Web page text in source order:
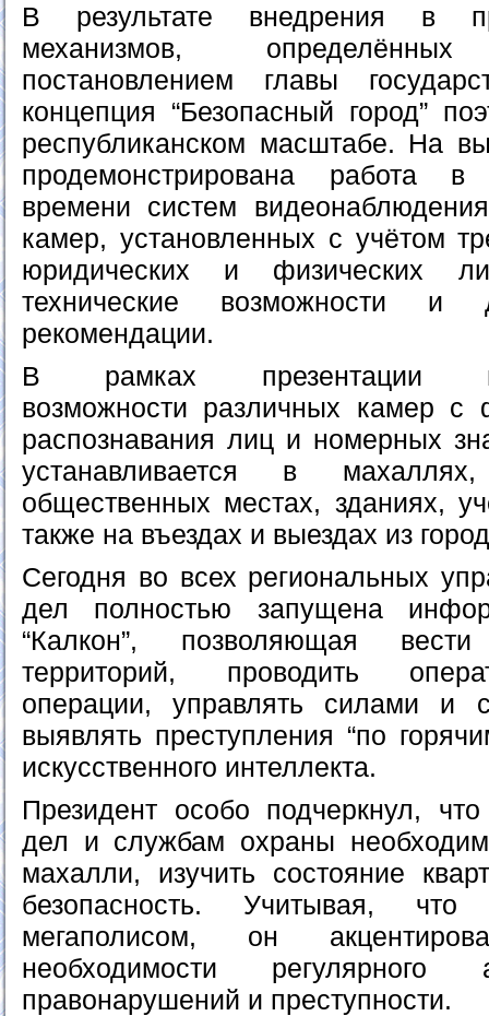
В результате внедрения в
механизмов, определённых
постановлением главы
концепция “Безопасный город”
республиканском масштабе. На
продемонстрирована работа
времени систем
камер, установленных с учётом
юридических и физических
технические возможности и
рекомендации.
В рамках презентации
возможности различных камер с
распознавания лиц и номерных
устанавливается в
общественных местах, зданиях,
также на въездах и выездах из
Сегодня во всех региональных
дел полностью запущена
“Калкон”, позволяющая вести
территорий, проводить
операции, управлять силами и
выявлять преступления “по
искусственного интеллекта.
Президент особо подчеркнул,
дел и службам охраны
махалли, изучить состояние
безопасность. Учитывая, что
мегаполисом, он
необходимости регулярного
правонарушений и преступности.